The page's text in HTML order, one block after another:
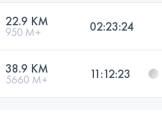
22.9 KM
950 M+ 02:23:24
38.9 KM
5660 M+ 11:12:23